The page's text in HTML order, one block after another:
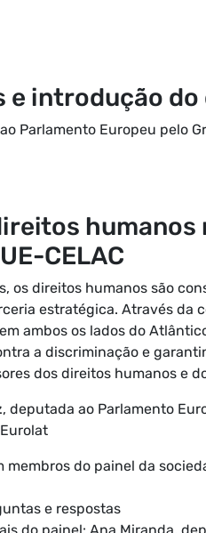
e introdução do
Parlamento Europeu pelo
CELAC
os direitos humanos são
estratégica. Através da
ambos os lados do
a discriminação e
dos direitos humanos e
, deputada ao Parlamento
membros do painel da
e respostas